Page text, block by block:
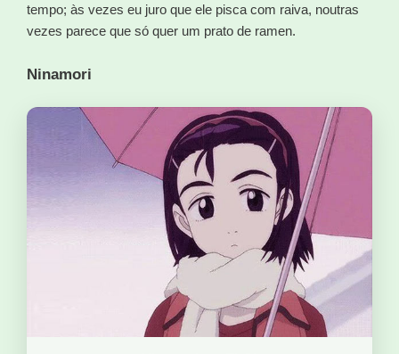
tempo; às vezes eu juro que ele pisca com raiva, noutras
vezes parece que só quer um prato de ramen.
Ninamori